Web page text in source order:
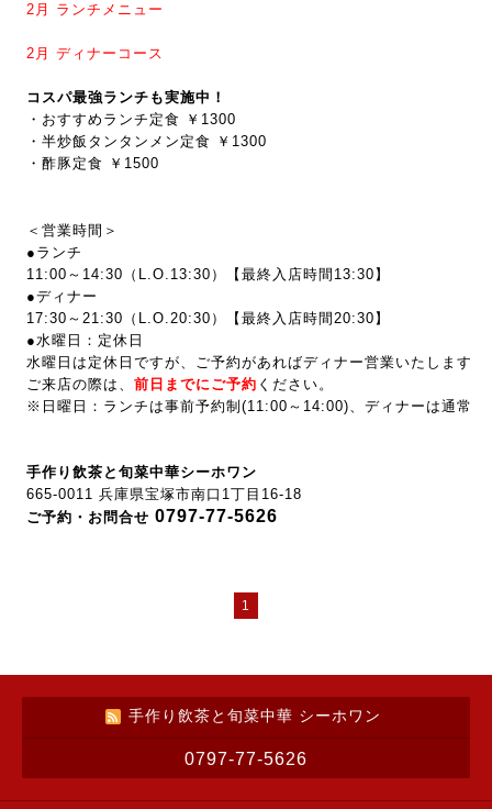
2月 ランチメニュー
2月 ディナーコース
コスパ最強ランチも実施中！
・おすすめランチ定食 ￥1300
・半炒飯タンタンメン定食 ￥1300
・酢豚定食 ￥1500
＜営業時間＞
●ランチ
11:00～14:30（L.O.13:30）【最終入店時間13:30】
●ディナー
17:30～21:30 （L.O.20:30）【最終入店時間20:30】
●水曜日：定休日
水曜日は定休日ですが、ご予約があればディナー営業いたします
ご来店の際は、 前 日までにご予約 ください。
※日曜日：ランチは事前予約制(11:00～14:00)、ディナーは通常営
手作り飲茶と旬菜中華シーホワン
665-0011 兵庫県宝塚市南口1丁目16-18
ご予約・お問合せ 0797-77-5626
1
手作り飲茶と旬菜中華 シーホワン
0797-77-5626